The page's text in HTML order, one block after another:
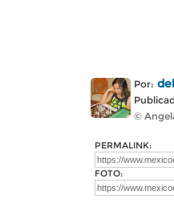
Por:
©
PERMALINK:
FOTO: